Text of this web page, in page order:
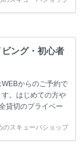
人様も初心者の方
てのコース費が
になります。
ング ￥13800(税
ク / 送迎...
ビング・初心者
からのご予約で
。はじめての方や
貸切のプライベー
全てのコースで高
。初心者の方やダ
のスキューバショップ